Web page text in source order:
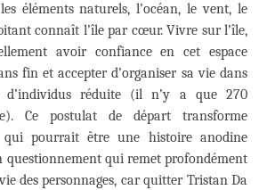
éléments naturels, l’océan, le vent, le
connaît l’île par cœur. Vivre sur l’île,
avoir confiance en cet espace
fin et accepter d’organiser sa vie dans
d’individus réduite (il n’y a que 270
Ce postulat de départ transforme
qui pourrait être une histoire anodine
questionnement qui remet profondément
des personnages, car quitter Tristan Da